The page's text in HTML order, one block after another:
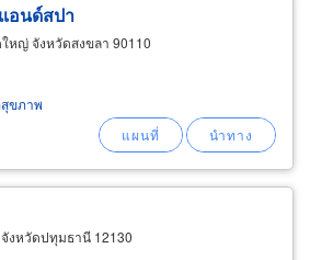
อนด์สปา
หญ่ จังหวัดสงขลา 90110
ขภาพ
งหวัดปทุมธานี 12130